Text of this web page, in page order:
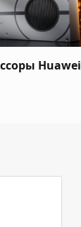
Huawei